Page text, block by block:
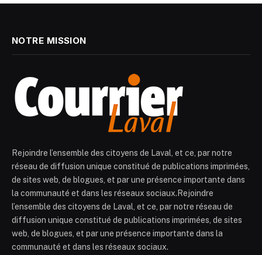
NOTRE MISSION
Rejoindre l’ensemble des citoyens de Laval, et ce, par notre
réseau de diffusion unique constitué de publications imprimées,
de sites web, de blogues, et par une présence importante dans
la communauté et dans les réseaux sociaux.Rejoindre
l’ensemble des citoyens de Laval, et ce, par notre réseau de
diffusion unique constitué de publications imprimées, de sites
web, de blogues, et par une présence importante dans la
communauté et dans les réseaux sociaux.